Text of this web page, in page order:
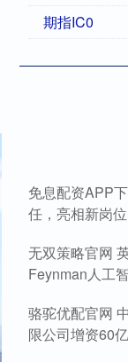
期指IC0
免息配资APP
任，亮相新岗
无双策略官网
Feynman人工
骆驼优配官网
限公司增资60